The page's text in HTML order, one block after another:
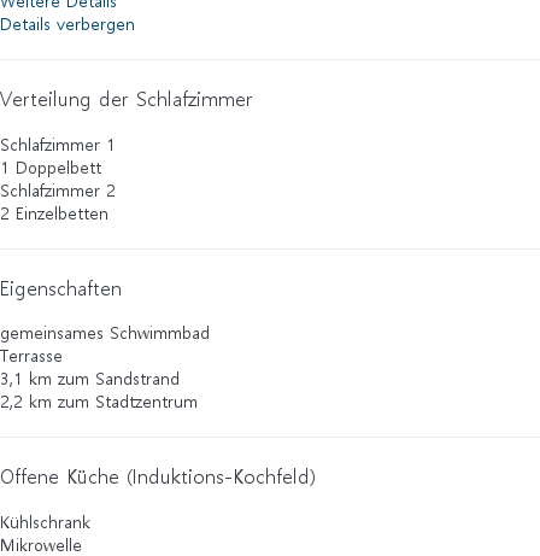
Details verbergen
Verteilung der Schlafzimmer
Schlafzimmer 1
1 Doppelbett
Schlafzimmer 2
2 Einzelbetten
Eigenschaften
gemeinsames Schwimmbad
Terrasse
3,1 km zum Sandstrand
2,2 km zum Stadtzentrum
Offene Küche (Induktions-Kochfeld)
Kühlschrank
Mikrowelle